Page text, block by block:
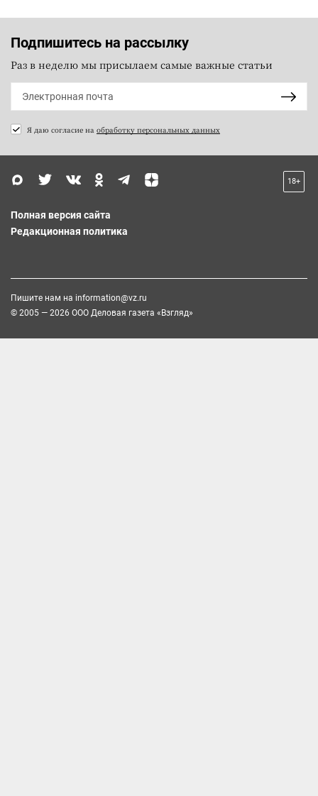
Подпишитесь на рассылку
Раз в неделю мы присылаем самые важные статьи
Я даю согласие на обработку персональных данных
18+
Полная версия сайта
Редакционная политика
Пишите нам на information@vz.ru
© 2005 — 2026 ООО Деловая газета «Взгляд»